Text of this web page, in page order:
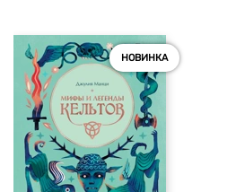
НОВИНКА